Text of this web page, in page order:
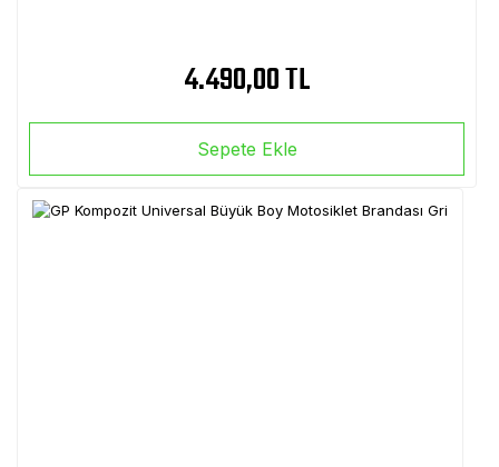
4.490,00 TL
Sepete Ekle